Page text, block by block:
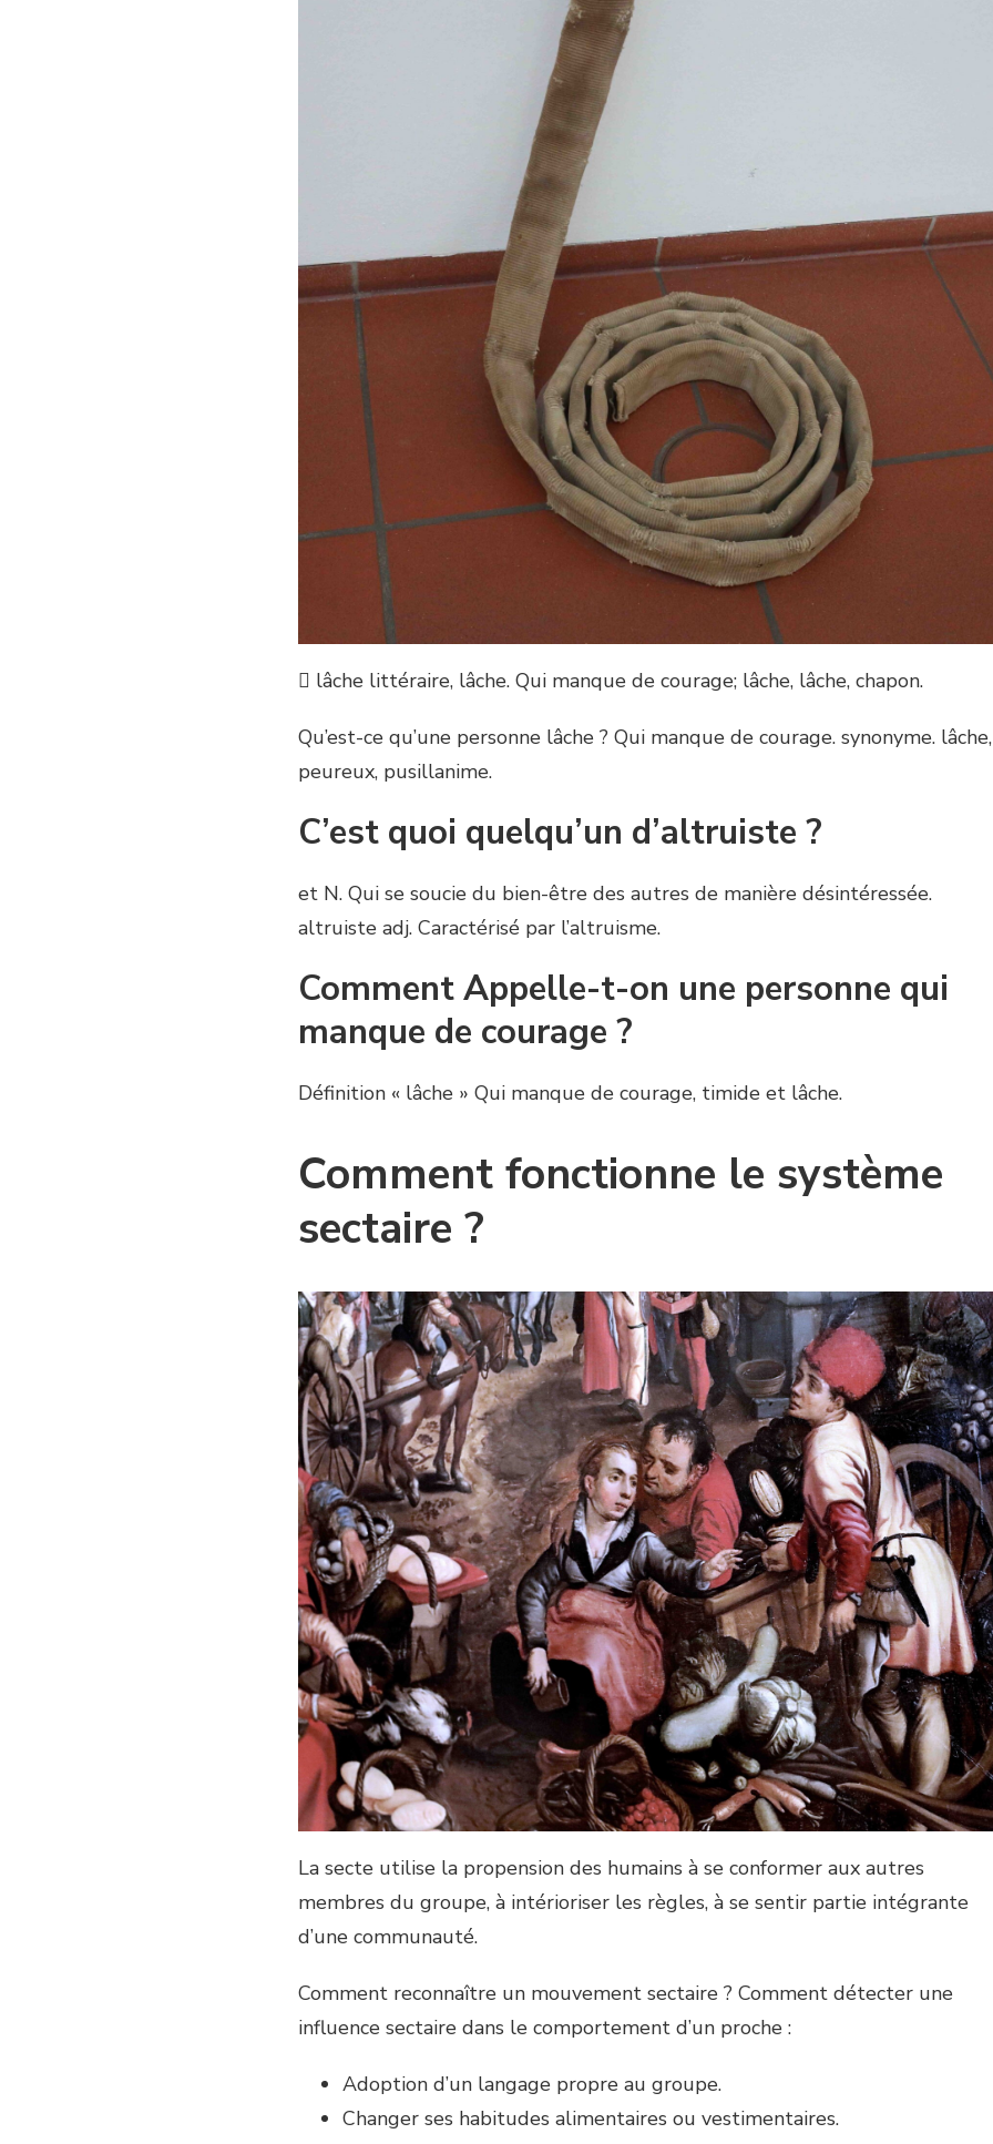
 lâche littéraire, lâche. Qui manque de courage; lâche, lâche, chapon.
Qu’est-ce qu’une personne lâche ? Qui manque de courage. synonyme. lâche,
peureux, pusillanime.
C’est quoi quelqu’un d’altruiste ?
et N. Qui se soucie du bien-être des autres de manière désintéressée.
altruiste adj. Caractérisé par l’altruisme.
Comment Appelle-t-on une personne qui
manque de courage ?
Définition « lâche » Qui manque de courage, timide et lâche.
Comment fonctionne le système
sectaire ?
La secte utilise la propension des humains à se conformer aux autres
membres du groupe, à intérioriser les règles, à se sentir partie intégrante
d’une communauté.
Comment reconnaître un mouvement sectaire ? Comment détecter une
influence sectaire dans le comportement d’un proche :
Adoption d’un langage propre au groupe.
Changer ses habitudes alimentaires ou vestimentaires.